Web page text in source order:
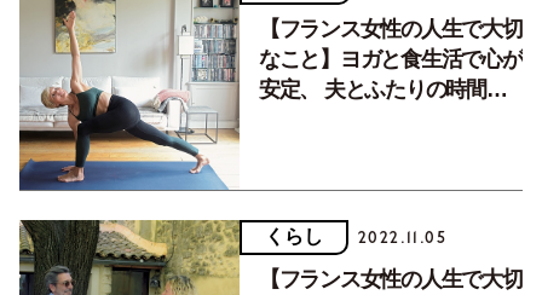
【フランス女性の人生で大切
なこと】ヨガと食生活で心が
安定、 夫とふたりの時間が
くらし 2022.11.05
【フランス女性の人生で大切